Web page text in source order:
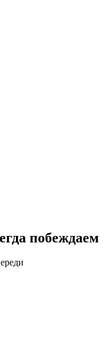
побеждаем